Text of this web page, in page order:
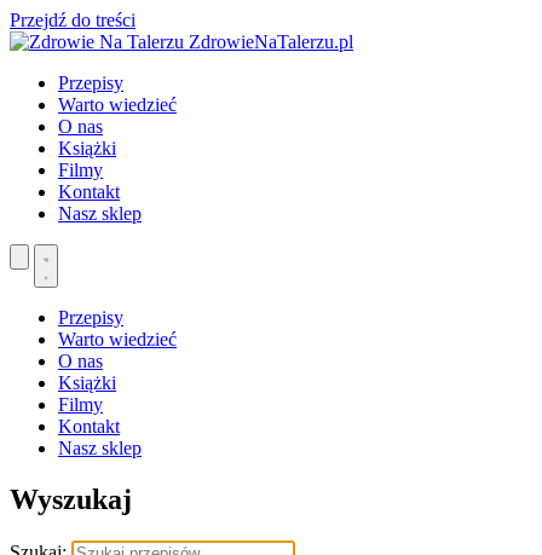
Przejdź do treści
ZdrowieNaTalerzu.pl
Przepisy
Warto wiedzieć
O nas
Książki
Filmy
Kontakt
Nasz sklep
Przepisy
Warto wiedzieć
O nas
Książki
Filmy
Kontakt
Nasz sklep
Wyszukaj